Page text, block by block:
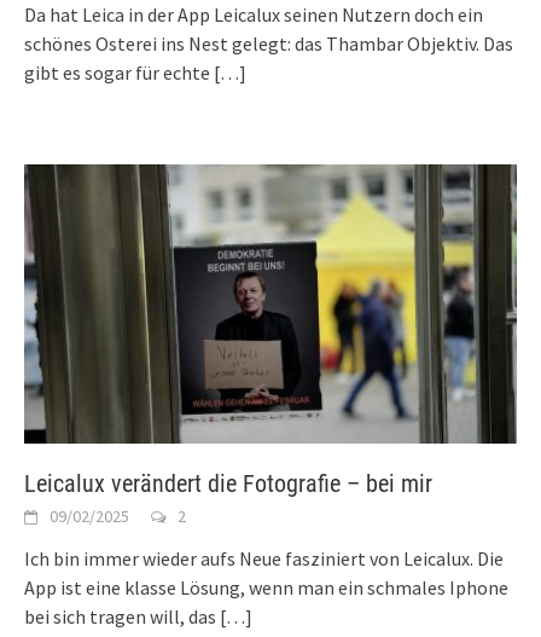
Da hat Leica in der App Leicalux seinen Nutzern doch ein
schönes Osterei ins Nest gelegt: das Thambar Objektiv. Das
gibt es sogar für echte […]
Leicalux verändert die Fotografie – bei mir
09/02/2025 2
Ich bin immer wieder aufs Neue fasziniert von Leicalux. Die
App ist eine klasse Lösung, wenn man ein schmales Iphone
bei sich tragen will, das […]